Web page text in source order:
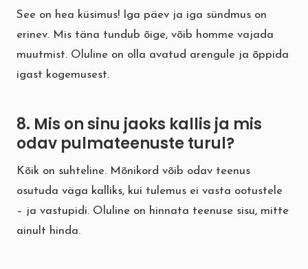
See on hea küsimus! Iga päev ja iga sündmus on
erinev. Mis täna tundub õige, võib homme vajada
muutmist. Oluline on olla avatud arengule ja õppida
igast kogemusest.
8. Mis on sinu jaoks kallis ja mis
odav pulmateenuste turul?
Kõik on suhteline. Mõnikord võib odav teenus
osutuda väga kalliks, kui tulemus ei vasta ootustele
– ja vastupidi. Oluline on hinnata teenuse sisu, mitte
ainult hinda.